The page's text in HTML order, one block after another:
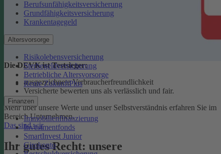
Berufsunfähigkeitsversicherung
Grundfähigkeitsversicherung
Krankentagegeld
Altersvorsorge
Risikolebensversicherung
Sterbegeldversicherung
Betriebliche Altersvorsorge
Rente ZukunftPlus
Finanzen
Immobilienfinanzierung
Investmentfonds
SmartInvest Junior
Girokonto
Die DEVK ist Testsieger:
ausgezeichnete Verbraucherfreundlichkeit
Versicherte bewerten uns als verlässlich und fair.
Mehr über unsere Werte und unser Selbstverständnis erfahren Sie im
Bereich Unternehmen.
Das sind wir
Ihr gutes Recht: unsere